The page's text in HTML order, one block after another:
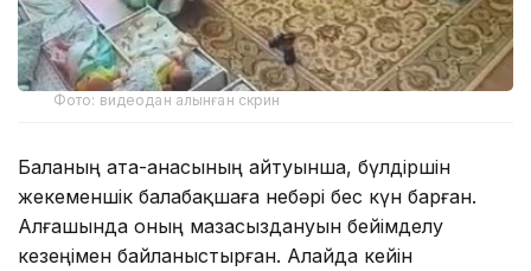
Фото: видеодан алынған скрин
Баланың ата-анасының айтуынша, бүлдіршін
жекеменшік балабақшаға небәрі бес күн барған.
Алғашында оның мазасыздануын бейімделу
кезеңімен байланыстырған. Алайда кейін